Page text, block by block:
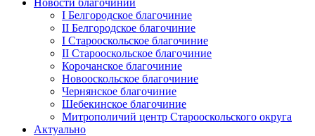
I Белгородское благочиние
II Белгородское благочиние
I Старооскольское благочиние
II Старооскольское благочиние
Корочанское благочиние
Новооскольское благочиние
Чернянское благочиние
Шебекинское благочиние
Митрополичий центр Старооскольского округа
Актуально